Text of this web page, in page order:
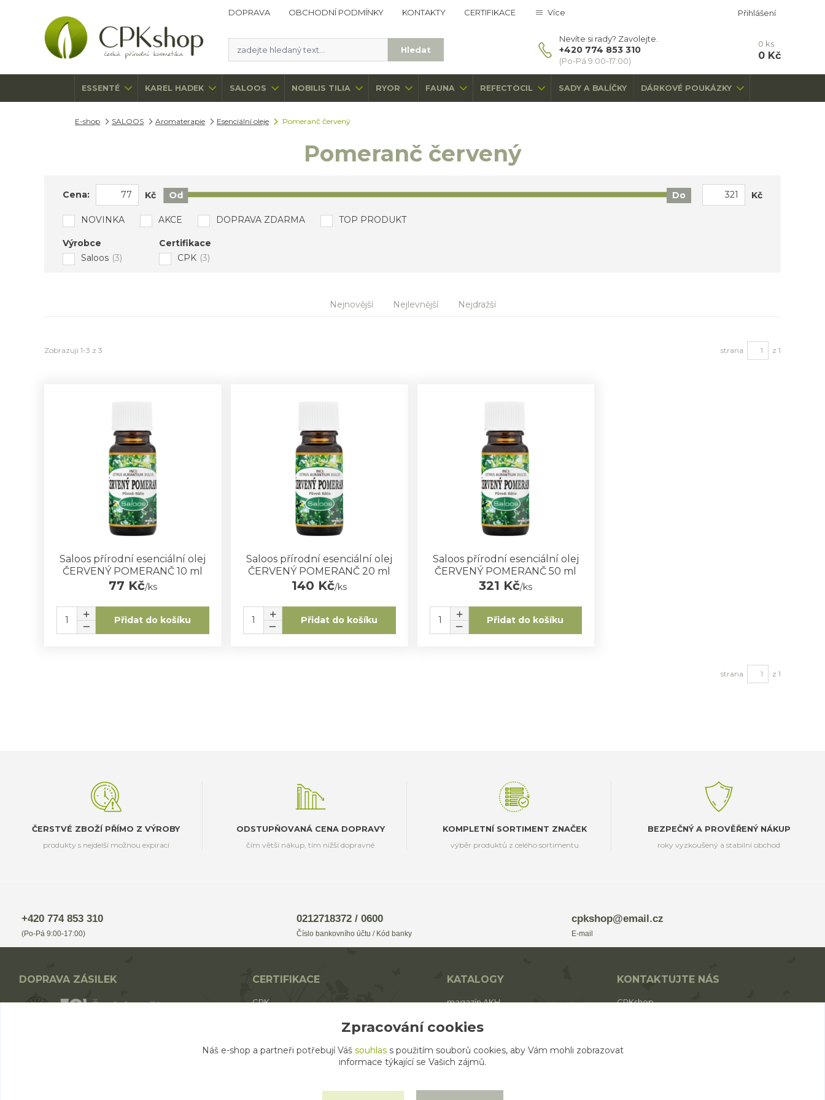
DOPRAVA OBCHODNÍ PODMÍNKY KONTAKTY CERTIFIKACE Více Přihlášení
Hledat
Nevíte si rady? Zavolejte.
+420 774 853 310
(Po-Pá 9:00-17:00)
0 ks
0 Kč
ESSENTÉ KAREL HADEK SALOOS NOBILIS TILIA RYOR FAUNA REFECTOCIL SADY A BALÍČKY DÁRKOVÉ POUKÁZKY
E-shop SALOOS Aromaterapie Esenciální oleje Pomeranč červený
Pomeranč červený
Cena: Kč Od Do Kč
NOVINKA AKCE DOPRAVA ZDARMA TOP PRODUKT
Výrobce
Saloos (3)
Certifikace
CPK (3)
Nejnovější Nejlevnější Nejdražší
Zobrazuji 1-3 z 3 strana z 1
Saloos přírodní esenciální olej
ČERVENÝ POMERANČ 10 ml
77 Kč/ks
Přidat do košíku
Saloos přírodní esenciální olej
ČERVENÝ POMERANČ 20 ml
140 Kč/ks
Přidat do košíku
Saloos přírodní esenciální olej
ČERVENÝ POMERANČ 50 ml
321 Kč/ks
Přidat do košíku
strana z 1
ČERSTVÉ ZBOŽÍ PŘÍMO Z VÝROBY
produkty s nejdelší možnou expirací
ODSTUPŇOVANÁ CENA DOPRAVY
čím větší nákup, tím nižší dopravné
KOMPLETNÍ SORTIMENT ZNAČEK
výběr produktů z celého sortimentu
BEZPEČNÝ A PROVĚŘENÝ NÁKUP
roky vyzkoušený a stabilní obchod
+420 774 853 310
(Po-Pá 9:00-17:00)
0212718372 / 0600
Číslo bankovního účtu / Kód banky
cpkshop@email.cz
E-mail
DOPRAVA ZÁSILEK CERTIFIKACE
CPK
BIO produkt ECO zemědělství
KATALOGY
magazín AKH
katalog AKH
katalog SALOOS
KONTAKTUJTE NÁS
CPKshop
Zpracování cookies
Náš e-shop a partneři potřebují Váš souhlass použitím souborů cookies, aby Vám mohli zobrazovat
informace týkající se Vašich zájmů.